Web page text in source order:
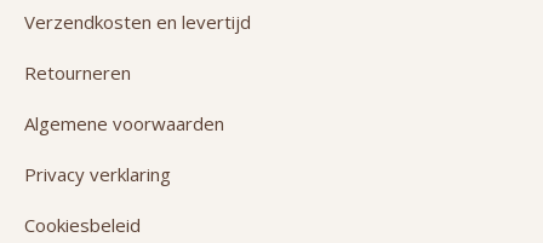
Verzendkosten en levertijd
Retourneren
Algemene voorwaarden
Privacy verklaring
Cookiesbeleid